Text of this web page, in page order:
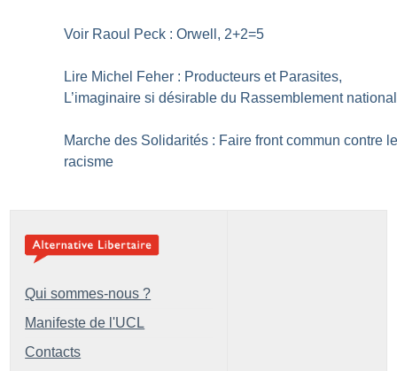
Voir Raoul Peck : Orwell, 2+2=5
Lire Michel Feher : Producteurs et Parasites,
L’imaginaire si désirable du Rassemblement national
Marche des Solidarités : Faire front commun contre
racisme
Qui sommes-nous ?
Manifeste de l'UCL
Contacts